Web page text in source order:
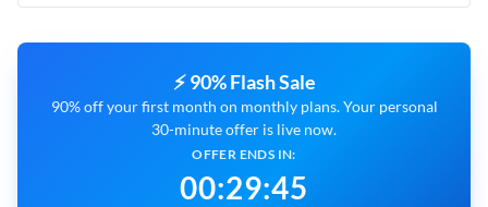
⚡ 90% Flash Sale
90% off your first month on monthly plans. Your personal
30-minute offer is live now.
OFFER ENDS IN:
00:29:45